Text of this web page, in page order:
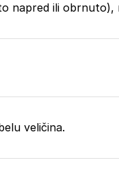
ili
veličina.